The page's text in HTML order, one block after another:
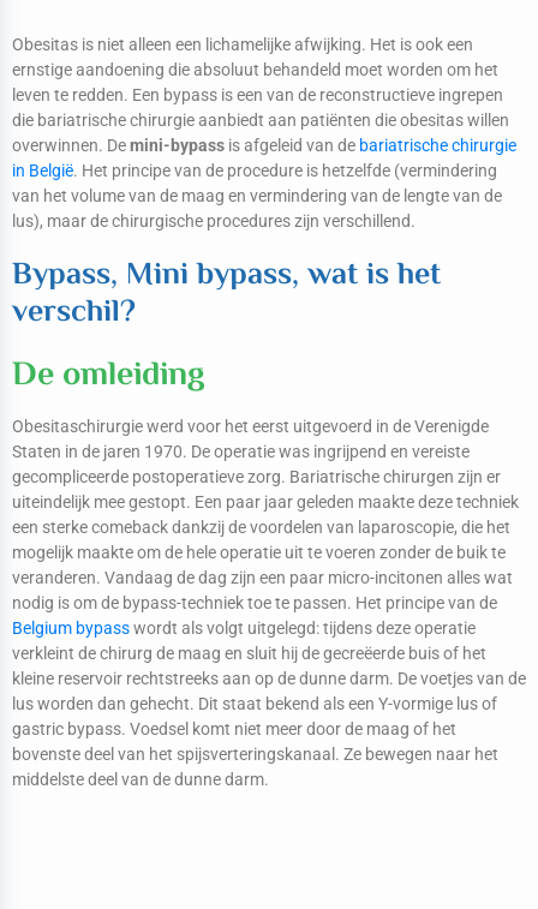
Obesitas is niet alleen een lichamelijke afwijking. Het is ook een
ernstige aandoening die absoluut behandeld moet worden om het
leven te redden. Een bypass is een van de reconstructieve ingrepen
die bariatrische chirurgie aanbiedt aan patiënten die obesitas willen
overwinnen. Demini-bypass is afgeleid van de bariatrische chirurgie
in België. Het principe van de procedure is hetzelfde (vermindering
van het volume van de maag en vermindering van de lengte van de
lus), maar de chirurgische procedures zijn verschillend.
Bypass, Mini bypass, wat is het
verschil?
De omleiding
Obesitaschirurgie werd voor het eerst uitgevoerd in de Verenigde
Staten in de jaren 1970. De operatie was ingrijpend en vereiste
gecompliceerde postoperatieve zorg. Bariatrische chirurgen zijn er
uiteindelijk mee gestopt. Een paar jaar geleden maakte deze techniek
een sterke comeback dankzij de voordelen van laparoscopie, die het
mogelijk maakte om de hele operatie uit te voeren zonder de buik te
veranderen. Vandaag de dag zijn een paar micro-incitonen alles wat
nodig is om de bypass-techniek toe te passen. Het principe van de
Belgium bypasswordt als volgt uitgelegd: tijdens deze operatie
verkleint de chirurg de maag en sluit hij de gecreëerde buis of het
kleine reservoir rechtstreeks aan op de dunne darm. De voetjes van de
lus worden dan gehecht. Dit staat bekend als een Y-vormige lus of
gastric bypass. Voedsel komt niet meer door de maag of het
bovenste deel van het spijsverteringskanaal. Ze bewegen naar het
middelste deel van de dunne darm.